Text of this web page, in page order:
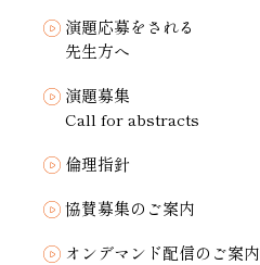
演題応募をされる
先生方へ
演題募集
Call for abstracts
倫理指針
協賛募集のご案内
オンデマンド配信のご案内